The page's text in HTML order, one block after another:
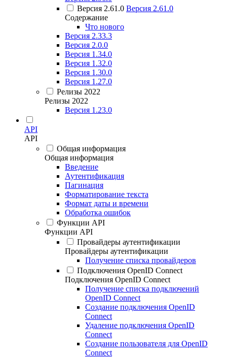
Версия 2.61.0 Версия 2.61.0
Содержание
Что нового
Версия 2.33.3
Версия 2.0.0
Версия 1.34.0
Версия 1.32.0
Версия 1.30.0
Версия 1.27.0
Релизы 2022
Релизы 2022
Версия 1.23.0
API
API
Общая информация
Общая информация
Введение
Аутентификация
Пагинация
Форматирование текста
Формат даты и времени
Обработка ошибок
Функции API
Функции API
Провайдеры аутентификации
Провайдеры аутентификации
Получение списка провайдеров
Подключения OpenID Connect
Подключения OpenID Connect
Получение списка подключений
OpenID Connect
Создание подключения OpenID
Connect
Удаление подключения OpenID
Connect
Создание пользователя для OpenID
Connect